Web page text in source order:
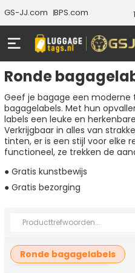
GS-JJ.com BPS.com
Ronde
Geef je bagage een moderne
bagagelabels. Met hun
labels een leuke en
Verkrijgbaar in alles van
tinten, er is een stijl voor elke
functioneel, ze trekken de
● Gratis kunstbewijs
● Gratis bezorging
Ronde bagagelabels